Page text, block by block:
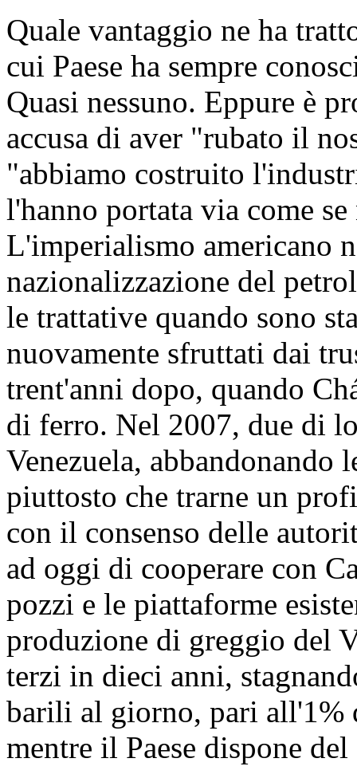
Quale vantaggio ne ha
cui Paese ha sempre
Quasi nessuno. Eppure è
accusa di aver "rubato il
"abbiamo costruito
l'hanno portata via come
L'imperialismo americano
nazionalizzazione del
le trattative quando sono
nuovamente sfruttati dai
trent'anni dopo, quando
di ferro. Nel 2007, due di
Venezuela,
piuttosto che trarne un
con il consenso delle
ad oggi di cooperare con
pozzi e le piattaforme
produzione di greggio del
terzi in dieci anni,
barili al giorno, pari all'1%
mentre il Paese dispone